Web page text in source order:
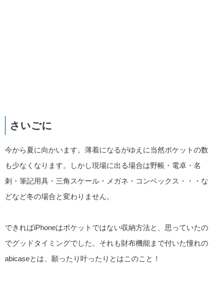
さいごに
今から夏に向かいます。薄着になるがゆえに当然ポケットの数
も少なくなります。しかし現場に出る場合は野帳・電卓・名
刺・筆記用具・三角スケール・メガネ・コンベックス・・・な
どなど冬の場合と変わりません。
できればiPhoneはポケットではない収納方法と、思っていたの
でグッドタイミングでした。それも財布機能まで付いた憧れの
abicaseとは、願ったり叶ったりとはこのこと！